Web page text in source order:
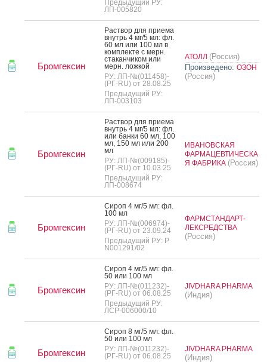
Предыдущий РУ:
ЛП-005820
Бромгексин
Рас­твор для при­ема
внутрь 4 мг/5 мл: фл.
60 мл или 100 мл в
ком­плек­те с мерн.
ста­кан­чи­ком или
мерн. лож­кой
РУ: ЛП-№(011458)-
(РГ-RU) от 28.08.25
Предыдущий РУ:
ЛП-003103
АТОЛЛ (Россия)
Произведено: ОЗОН
(Россия)
Бромгексин
Рас­твор для при­ема
внутрь 4 мг/5 мл: фл.
или бан­ки 60 мл, 100
мл, 150 мл или 200
мл
РУ: ЛП-№(009185)-
(РГ-RU) от 10.03.25
Предыдущий РУ:
ЛП-008674
ИВАНОВСКАЯ
ФАРМАЦЕВТИЧЕСКА
Я ФАБРИКА (Россия)
Бромгексин
Си­роп 4 мг/5 мл: фл.
100 мл
РУ: ЛП-№(006974)-
(РГ-RU) от 23.09.24
Предыдущий РУ: Р
N001291/02
ФАРМСТАНДАРТ-
ЛЕКСРЕДСТВА
(Россия)
Бромгексин
Си­роп 4 мг/5 мл: фл.
50 или 100 мл
РУ: ЛП-№(011232)-
(РГ-RU) от 06.08.25
Предыдущий РУ:
ЛСР-006000/10
JIVDHARA PHARMA
(Индия)
Бромгексин
Си­роп 8 мг/5 мл: фл.
50 или 100 мл
РУ: ЛП-№(011232)-
(РГ-RU) от 06.08.25
JIVDHARA PHARMA
(Индия)